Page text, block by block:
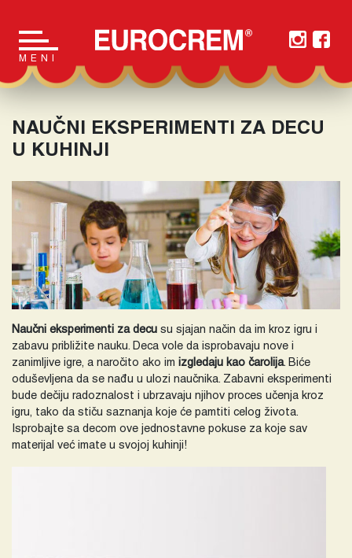
Main Navigation
MENI
NAUČNI EKSPERIMENTI ZA DECU
U KUHINJI
Naučni eksperimenti za decu su sjajan način da im kroz igru i
zabavu približite nauku. Deca vole da isprobavaju nove i
zanimljive igre, a naročito ako im
izgledaju kao čarolija. Biće
oduševljena da se nađu u ulozi naučnika. Zabavni eksperimenti
bude dečiju radoznalost i ubrzavaju njihov proces učenja kroz
igru, tako da stiču saznanja koje će pamtiti celog života.
Isprobajte sa decom ove jednostavne pokuse za koje sav
materijal već imate u svojoj kuhinji!